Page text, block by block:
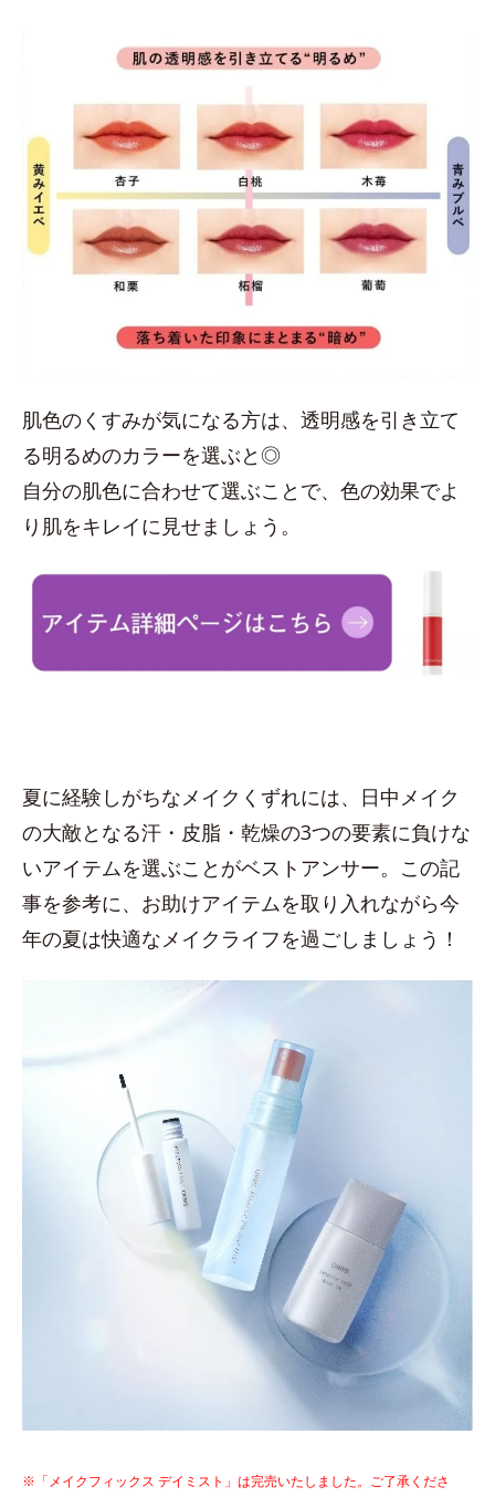
肌色のくすみが気になる方は、透明感を引き立て
る明るめのカラーを選ぶと◎
自分の肌色に合わせて選ぶことで、色の効果でよ
り肌をキレイに見せましょう。
夏に経験しがちなメイクくずれには、日中メイク
の大敵となる汗・皮脂・乾燥の3つの要素に負けな
いアイテムを選ぶことがベストアンサー。この記
事を参考に、お助けアイテムを取り入れながら今
年の夏は快適なメイクライフを過ごしましょう！
※「メイクフィックス デイミスト」は完売いたしました。ご了承くださ